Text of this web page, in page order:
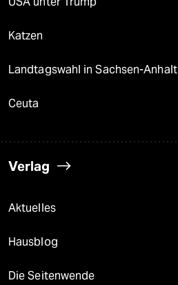
Katzen
Landtagswahl in Sachsen-Anhalt
Ceuta
Verlag
Aktuelles
Hausblog
Die Seitenwende